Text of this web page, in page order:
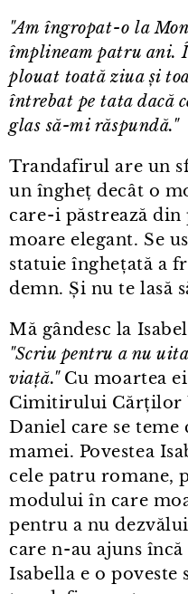
"Am îngropat⁠-⁠o la
împlineam patru ani.
plouat toată ziua și
întrebat pe tata dacă
glas să-mi răspundă."
Trandafirul are un
un îngheț decât o
care⁠-⁠i păstrează
moare elegant. Se
statuie înghețată a
demn. Și nu te lasă
Mă gândesc la
"Scriu pentru a nu
viață."Cu moartea
Cimitirului Cărților
Daniel care se teme
mamei. Povestea
cele patru romane,
modului în care
pentru a nu
care n⁠-⁠au ajuns
Isabella e o